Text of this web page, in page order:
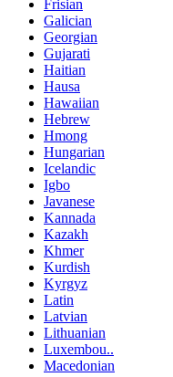
Frisian
Galician
Georgian
Gujarati
Haitian
Hausa
Hawaiian
Hebrew
Hmong
Hungarian
Icelandic
Igbo
Javanese
Kannada
Kazakh
Khmer
Kurdish
Kyrgyz
Latin
Latvian
Lithuanian
Luxembou..
Macedonian